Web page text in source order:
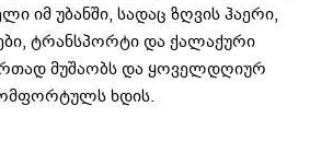
იმ უბანში, სადაც ზღვის ჰაერი,
ტრანსპორტი და ქალაქური
მუშაობს და ყოველდღიურ
ხდის.